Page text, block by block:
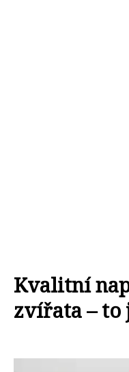
Kvalitní
zvířata – to